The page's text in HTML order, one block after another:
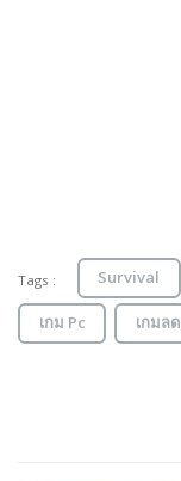
Tags : Survival
เกม Pc เกมลด